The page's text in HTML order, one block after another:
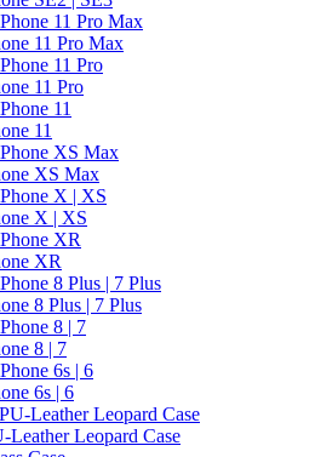
11 Pro Max
11 Pro
11
XS Max
X | XS
XR
8 Plus | 7 Plus
8 | 7
6s | 6
Leather Leopard Case